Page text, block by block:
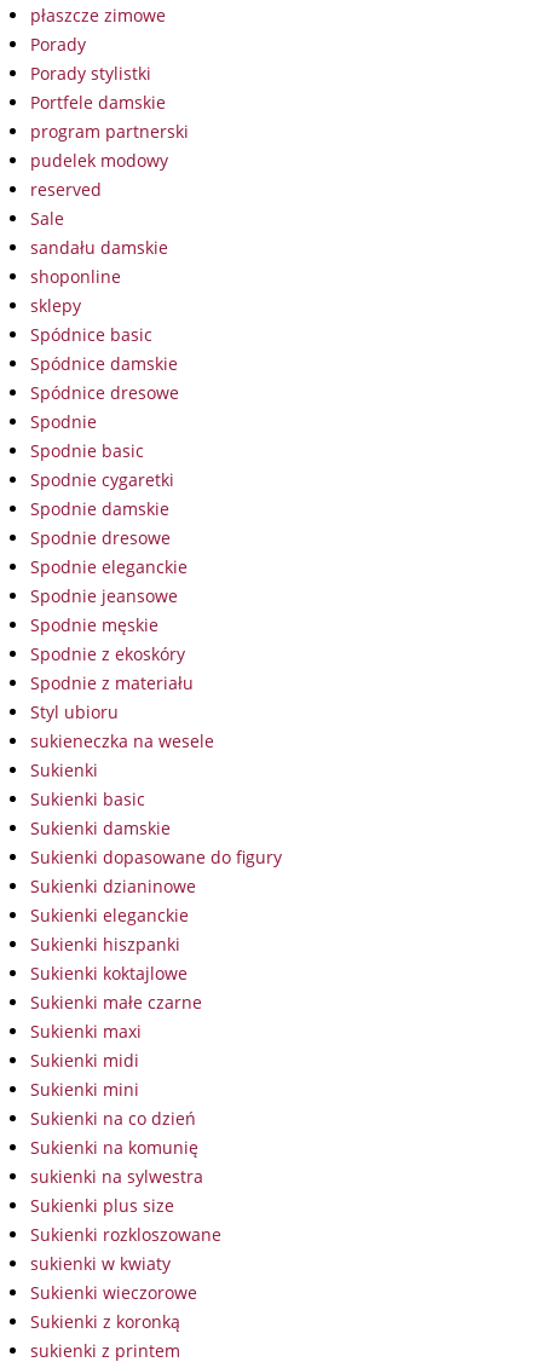
płaszcze zimowe
Porady
Porady stylistki
Portfele damskie
program partnerski
pudelek modowy
reserved
Sale
sandału damskie
shoponline
sklepy
Spódnice basic
Spódnice damskie
Spódnice dresowe
Spodnie
Spodnie basic
Spodnie cygaretki
Spodnie damskie
Spodnie dresowe
Spodnie eleganckie
Spodnie jeansowe
Spodnie męskie
Spodnie z ekoskóry
Spodnie z materiału
Styl ubioru
sukieneczka na wesele
Sukienki
Sukienki basic
Sukienki damskie
Sukienki dopasowane do figury
Sukienki dzianinowe
Sukienki eleganckie
Sukienki hiszpanki
Sukienki koktajlowe
Sukienki małe czarne
Sukienki maxi
Sukienki midi
Sukienki mini
Sukienki na co dzień
Sukienki na komunię
sukienki na sylwestra
Sukienki plus size
Sukienki rozkloszowane
sukienki w kwiaty
Sukienki wieczorowe
Sukienki z koronką
sukienki z printem